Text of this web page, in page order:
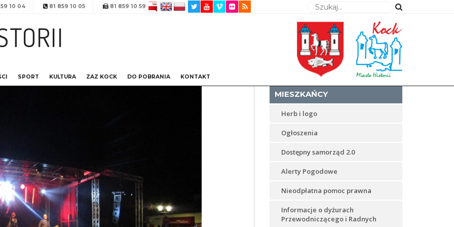
10 04 81 859 10 05 81 859 10 59 Wyszukaj
SPORT KULTURA ZAZ KOCK DO POBRANIA KONTAKT
MIESZKAŃCY
Herb i logo
Ogłoszenia
Dostępny samorząd 2.0
Alerty Pogodowe
Nieodpłatna pomoc prawna
Informacje o dyżurach
Przewodniczącego i Radnych